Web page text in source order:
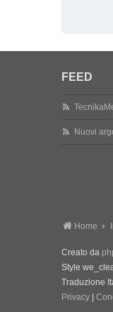
FEED
Nuovi
Home
Creato da
Style
Traduzione
Privacy